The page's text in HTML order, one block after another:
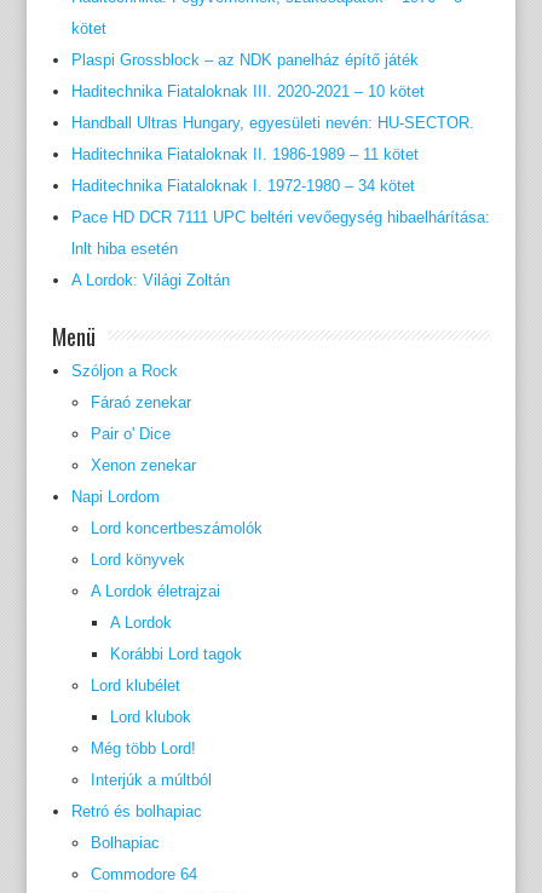
kötet
Plaspi Grossblock – az NDK panelház építő játék
Haditechnika Fiataloknak III. 2020-2021 – 10 kötet
Handball Ultras Hungary, egyesületi nevén: HU-SECTOR.
Haditechnika Fiataloknak II. 1986-1989 – 11 kötet
Haditechnika Fiataloknak I. 1972-1980 – 34 kötet
Pace HD DCR 7111 UPC beltéri vevőegység hibaelhárítása:
lnlt hiba esetén
A Lordok: Világi Zoltán
Menü
Szóljon a Rock
Fáraó zenekar
Pair o' Dice
Xenon zenekar
Napi Lordom
Lord koncertbeszámolók
Lord könyvek
A Lordok életrajzai
A Lordok
Korábbi Lord tagok
Lord klubélet
Lord klubok
Még több Lord!
Interjúk a múltból
Retró és bolhapiac
Bolhapiac
Commodore 64